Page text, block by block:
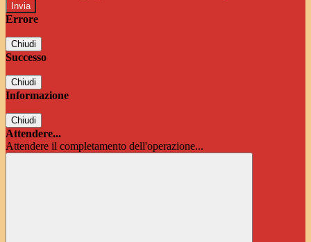
Errore
Chiudi
Successo
Chiudi
Informazione
Chiudi
Attendere...
Attendere il completamento dell'operazione...